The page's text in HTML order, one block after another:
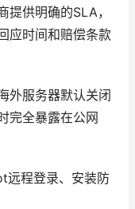
提供明确的SLA，
应时间和赔偿条款
外服务器默认关闭
完全暴露在公网
远程登录、安装防